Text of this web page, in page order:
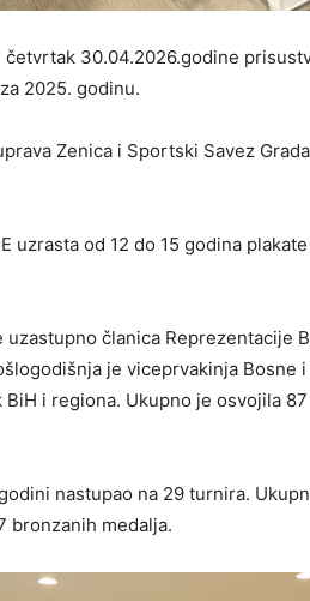
30.04.2026.godine
za 2025. godinu.
Zenica i Sportski Savez
uzrasta od 12 do 15 godina
članica Reprezentacije
je viceprvakinja Bosne
i regiona. Ukupno je osvojila
nastupao na 29 turnira.
bronzanih medalja.